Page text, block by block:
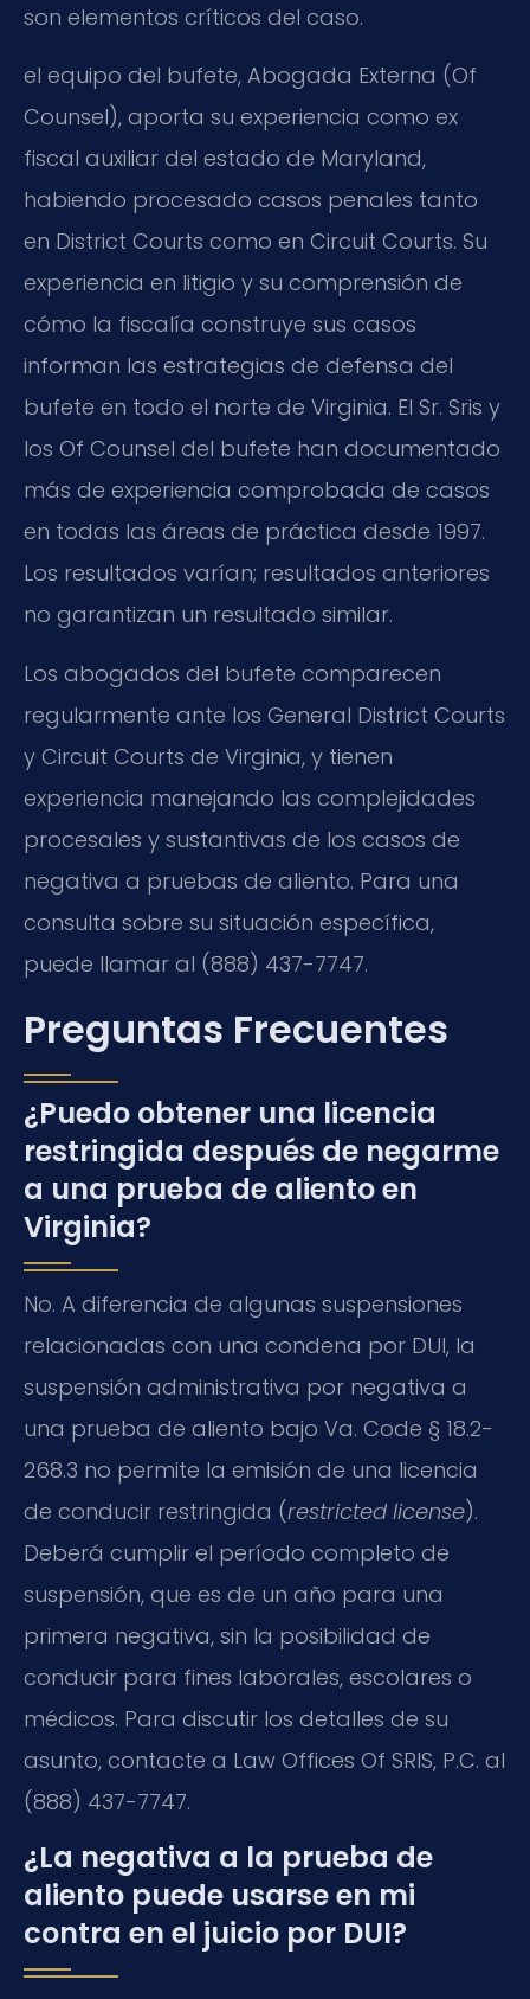
son elementos críticos del caso.
el equipo del bufete, Abogada Externa (Of
Counsel), aporta su experiencia como ex
fiscal auxiliar del estado de Maryland,
habiendo procesado casos penales tanto
en District Courts como en Circuit Courts. Su
experiencia en litigio y su comprensión de
cómo la fiscalía construye sus casos
informan las estrategias de defensa del
bufete en todo el norte de Virginia. El Sr. Sris y
los Of Counsel del bufete han documentado
más de experiencia comprobada de casos
en todas las áreas de práctica desde 1997.
Los resultados varían; resultados anteriores
no garantizan un resultado similar.
Los abogados del bufete comparecen
regularmente ante los General District Courts
y Circuit Courts de Virginia, y tienen
experiencia manejando las complejidades
procesales y sustantivas de los casos de
negativa a pruebas de aliento. Para una
consulta sobre su situación específica,
puede llamar al (888) 437-7747.
Preguntas Frecuentes
¿Puedo obtener una licencia
restringida después de negarme
a una prueba de aliento en
Virginia?
No. A diferencia de algunas suspensiones
relacionadas con una condena por DUI, la
suspensión administrativa por negativa a
una prueba de aliento bajo Va. Code § 18.2-
268.3 no permite la emisión de una licencia
de conducir restringida (restricted license).
Deberá cumplir el período completo de
suspensión, que es de un año para una
primera negativa, sin la posibilidad de
conducir para fines laborales, escolares o
médicos. Para discutir los detalles de su
asunto, contacte a Law Offices Of SRIS, P.C. al
(888) 437-7747.
¿La negativa a la prueba de
aliento puede usarse en mi
contra en el juicio por DUI?